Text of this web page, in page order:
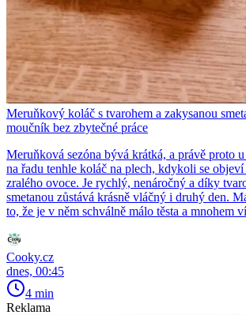
Meruňkový koláč s tvarohem a zakysanou
moučník bez zbytečné práce
Meruňková sezóna bývá krátká, a právě proto
na řadu tenhle koláč na plech, kdykoli se
zralého ovoce. Je rychlý, nenáročný a díky
smetanou zůstává krásně vláčný i druhý den.
to, že je v něm schválně málo těsta a mnohem
Cooky.cz
dnes, 00:45
4 min
Reklama